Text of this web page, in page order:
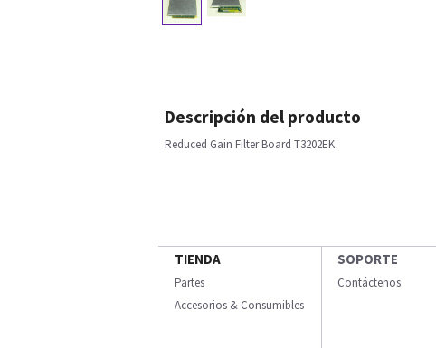
Descripción del producto
Reduced Gain Filter Board T3202EK
TIENDA
Partes
Accesorios & Consumibles
SOPORTE
Contáctenos